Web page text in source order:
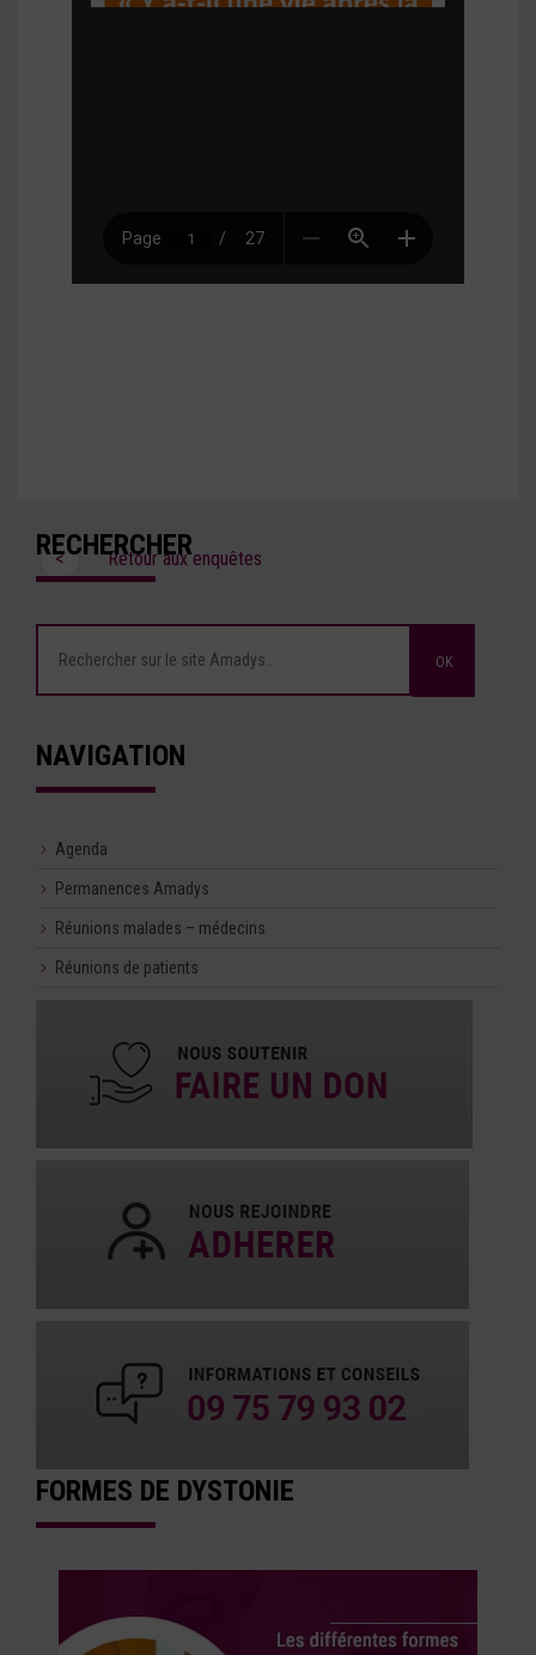
< Retour aux enquêtes
RECHERCHER
NAVIGATION
Agenda
Permanences Amadys
Réunions malades – médecins
Réunions de patients
FORMES DE DYSTONIE